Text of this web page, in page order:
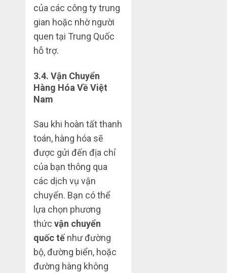
của các công ty trung
gian hoặc nhờ người
quen tại Trung Quốc
hỗ trợ.
3.4. Vận Chuyển
Hàng Hóa Về Việt
Nam
Sau khi hoàn tất thanh
toán, hàng hóa sẽ
được gửi đến địa chỉ
của bạn thông qua
các dịch vụ vận
chuyển. Bạn có thể
lựa chọn phương
thức vận chuyển
quốc tế như đường
bộ, đường biển, hoặc
đường hàng không